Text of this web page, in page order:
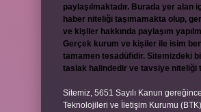
paylaşılmaktadır. Burada yer alan
haber niteliği taşımamakta olup,
ve kişiler hakkında paylaşım
Gerçek kurum ve kişiler ile isim
tamamen tesadüfidir. Sitemizdeki
taslak halindedir ve tavsiye niteliği
Sitemiz, 5651 Sayılı Kanun
Teknolojileri ve İletişim Kurumu